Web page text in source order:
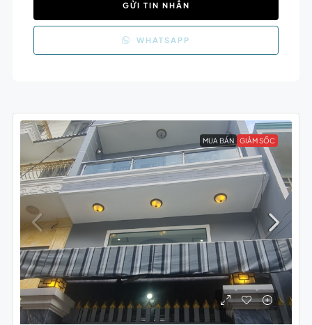
GỬI TIN NHẮN
WHATSAPP
MUA BÁN GIẢM SỐC